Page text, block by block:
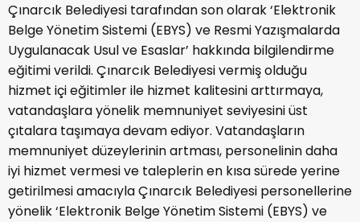
Çınarcık Belediyesi tarafından son olarak ‘Elektronik
Belge Yönetim Sistemi (EBYS) ve Resmi Yazışmalarda
Uygulanacak Usul ve Esaslar’ hakkında bilgilendirme
eğitimi verildi. Çınarcık Belediyesi vermiş olduğu
hizmet içi eğitimler ile hizmet kalitesini arttırmaya,
vatandaşlara yönelik memnuniyet seviyesini üst
çıtalara taşımaya devam ediyor. Vatandaşların
memnuniyet düzeylerinin artması, personelinin daha
iyi hizmet vermesi ve taleplerin en kısa sürede yerine
getirilmesi amacıyla Çınarcık Belediyesi personellerine
yönelik ‘Elektronik Belge Yönetim Sistemi (EBYS) ve